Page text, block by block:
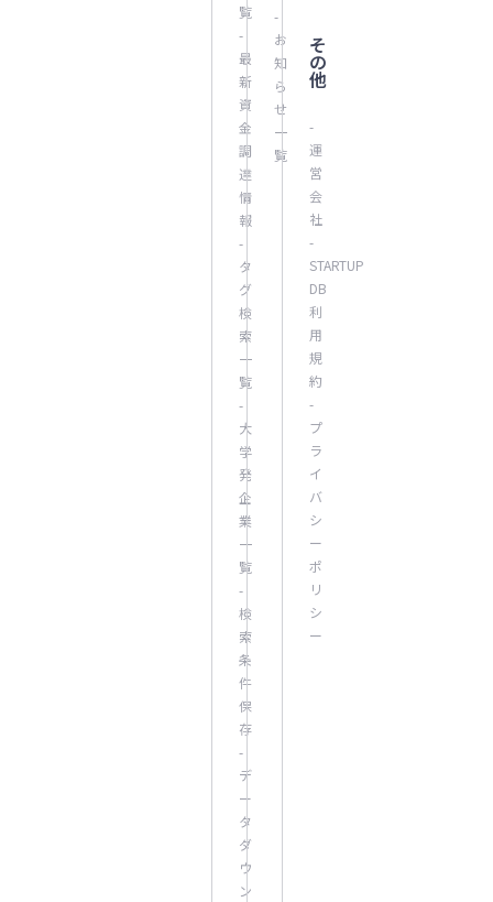
覧
-
最
新
資
金
調
達
情
報
-
タ
グ
検
索
一
覧
-
大
学
発
企
業
一
覧
-
検
索
条
件
保
存
-
デ
ー
タ
ダ
ウ
ン
-
お
知
ら
せ
一
覧
そ
の
他
-
運
営
会
社
-
STARTUP
DB
利
用
規
約
-
プ
ラ
イ
バ
シ
ー
ポ
リ
シ
ー